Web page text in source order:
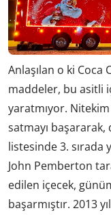
Anlaşılan o ki Coca
maddeler, bu asitli
yaratmıyor.
satmayı
listesinde 3. sırada
John Pemberton
edilen içecek,
başarmıştır. 2013